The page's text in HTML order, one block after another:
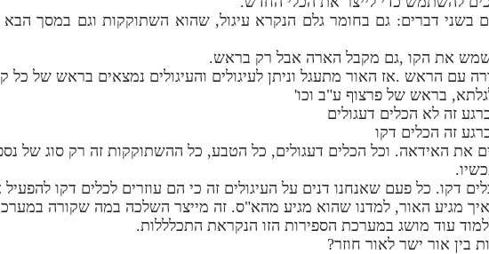
בשני דברים: גם בחומר גלם הנקרא עיגול, שהוא השתוקקות וגם במסך
את הקו ,גם מקבל הארה אבל רק בראש.
עם הראש .אז האור מתעגל וניתן לעיגולים והעיגולים נמצאים בראש של כל
בראש של פרצוף ע"ב וכו'
זה לא הכלים דעגולים
זה הכלים דקו
את האידאה. וכל הכלים דעגולים, כל הטבע, כל ההשתוקקות זה רק סוג של
דקו. כל פעם שאנחנו דנים על העיגולים זה כי הם עוזרים לכלים דקו
מגיע האור, למדנו שהוא מגיע מהא"ס. זה מייצר השלכה במה שקורה
עוד מושג במערכת הספירות הזו הנקראת התכלללות.
בין אור ישר לאור חוזר?